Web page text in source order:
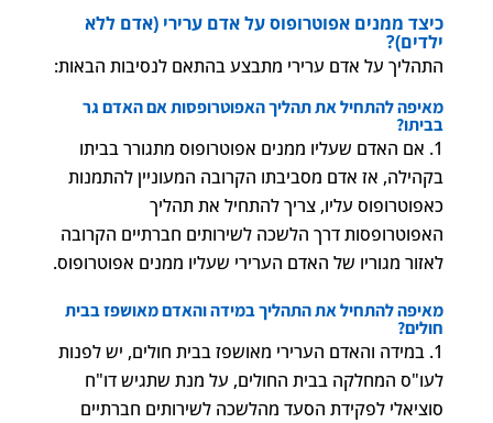
כיצד ממנים אפוטרופוס על אדם ערירי (אדם ללא
ילדים)?
התהליך על אדם ערירי מתבצע בהתאם לנסיבות הבאות:
מאיפה להתחיל את תהליך האפוטרופסות אם האדם גר
בביתו?
אם האדם שעליו ממנים אפוטרופוס מתגורר בביתו
בקהילה, אז אדם מסביבתו הקרובה המעוניין להתמנות
כאפוטרופוס עליו, צריך להתחיל את תהליך
האפוטרופסות דרך הלשכה לשירותים חברתיים הקרובה
לאזור מגוריו של האדם הערירי שעליו ממנים אפוטרופוס.
מאיפה להתחיל את התהליך במידה והאדם מאושפז בבית
חולים?
במידה והאדם הערירי מאושפז בבית חולים, יש לפנות
לעו"ס המחלקה בבית החולים, על מנת שתגיש דו"ח
סוציאלי לפקידת הסעד מהלשכה לשירותים חברתיים